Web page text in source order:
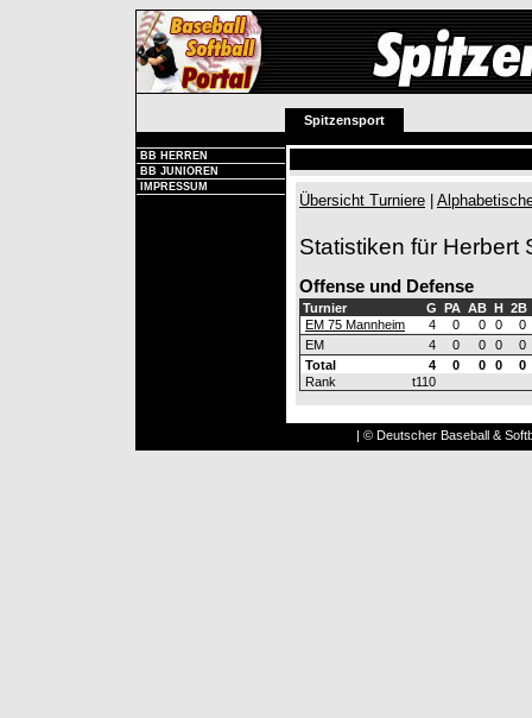
Spitzensport
BB HERREN
BB JUNIOREN
IMPRESSUM
Übersicht Turniere
Statistiken für Herbert
Offense und Defense
Turnier G PA AB H 2B
EM 75 Mannheim
4 0 0 0
0
EM
4 0 0 0
0
Total
4 0 0 0
0
Rank
t110
| © Deutscher Baseball &